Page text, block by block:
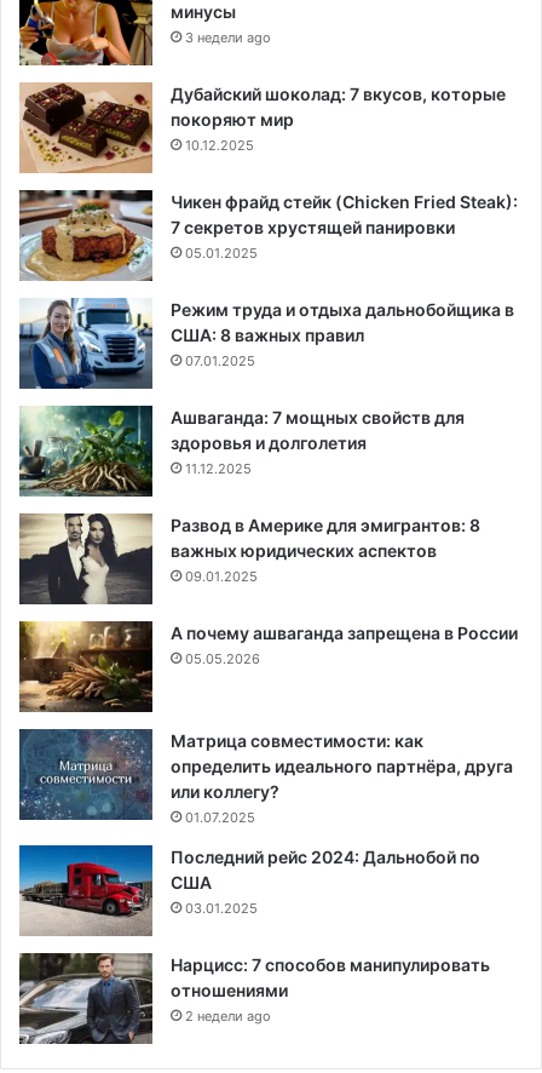
минусы
3 недели ago
Дубайский шоколад: 7 вкусов, которые
покоряют мир
10.12.2025
Чикен фрайд стейк (Chicken Fried Steak):
7 секретов хрустящей панировки
05.01.2025
Режим труда и отдыха дальнобойщика в
США: 8 важных правил
07.01.2025
Ашваганда: 7 мощных свойств для
здоровья и долголетия
11.12.2025
Развод в Америке для эмигрантов: 8
важных юридических аспектов
09.01.2025
А почему ашваганда запрещена в России
05.05.2026
Матрица совместимости: как
определить идеального партнёра, друга
или коллегу?
01.07.2025
Последний рейс 2024: Дальнобой по
США
03.01.2025
Нарцисс: 7 способов манипулировать
отношениями
2 недели ago